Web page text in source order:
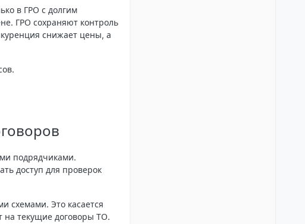
в ГРО с долгим
ГРО сохраняют контроль
снижает цены, а
подрядчиками.
доступ для проверок
схемами. Это касается
на текущие договоры ТО.